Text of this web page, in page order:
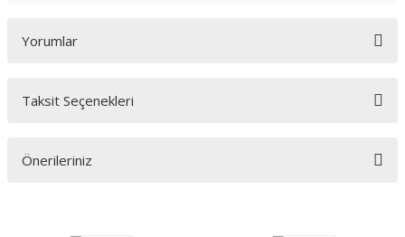
Yorumlar
Bu ürüne ilk yorumu siz yapın!
Taksit Seçenekleri
Önerileriniz